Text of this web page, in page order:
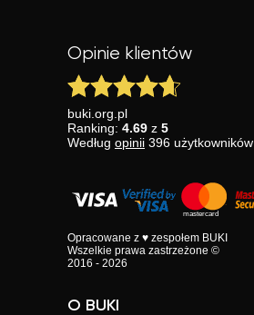
Opinie klientów
buki.org.pl
Ranking: 4.69 z 5
Według opinii 396 użytkowników
Opracowane z ♥ zespołem BUKI
Wszelkie prawa zastrzeżone ©
2016 - 2026
O BUKI